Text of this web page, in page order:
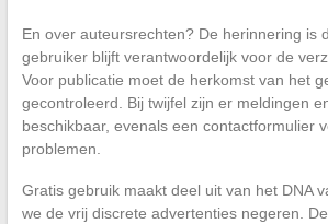
En over auteursrechten? De herinnering is
gebruiker blijft verantwoordelijk voor de
Voor publicatie moet de herkomst van het
gecontroleerd. Bij twijfel zijn er meldingen
beschikbaar, evenals een contactformulier
problemen.
Gratis gebruik maakt deel uit van het DNA
we de vrij discrete advertenties negeren.